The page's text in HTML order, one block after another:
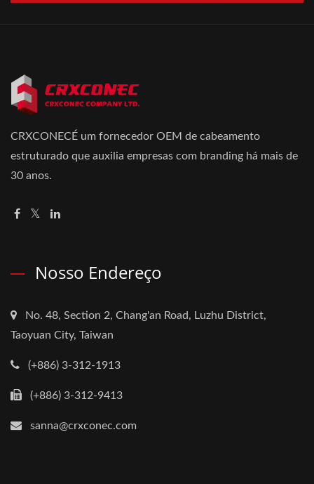
CRXCONECÉ um fornecedor OEM de cabeamento
estruturado que auxilia empresas com branding há mais de
30 anos.
Nosso Endereço
No. 48, Section 2, Chang'an Road, Luzhu District,
Taoyuan City, Taiwan
(+886) 3-312-1913
(+886) 3-312-9413
sanna@crxconec.com